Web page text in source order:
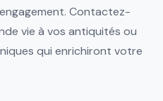
Contactez-
vie à vos antiquités ou
qui enrichiront votre